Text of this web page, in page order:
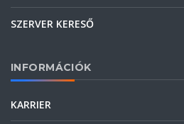
SZERVER KERESŐ
INFORMÁCIÓK
KARRIER